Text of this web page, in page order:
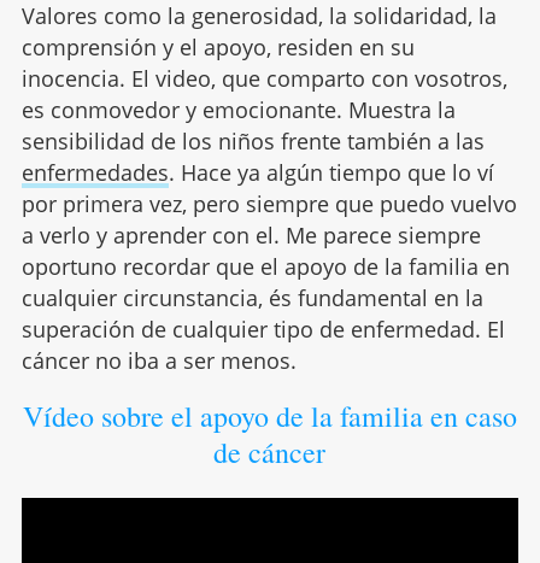
Valores como la generosidad, la solidaridad, la
comprensión y el apoyo, residen en su
inocencia. El video, que comparto con vosotros,
es conmovedor y emocionante. Muestra la
sensibilidad de los niños frente también a las
enfermedades. Hace ya algún tiempo que lo ví
por primera vez, pero siempre que puedo vuelvo
a verlo y aprender con el. Me parece siempre
oportuno recordar que el apoyo de la familia en
cualquier circunstancia, és fundamental en la
superación de cualquier tipo de enfermedad. El
cáncer no iba a ser menos.
Vídeo sobre el apoyo de la familia en caso
de cáncer